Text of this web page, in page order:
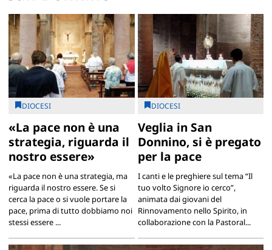
DIOCESI
«La pace non è una
strategia, riguarda il
nostro essere»
«La pace non è una strategia, ma
riguarda il nostro essere. Se si
cerca la pace o si vuole portare la
pace, prima di tutto dobbiamo noi
stessi essere ...
DIOCESI
Veglia in San
Donnino, si è pregato
per la pace
I canti e le preghiere sul tema “Il
tuo volto Signore io cerco”,
animata dai giovani del
Rinnovamento nello Spirito, in
collaborazione con la Pastoral...